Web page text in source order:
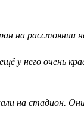
на расстоянии
у него очень
на стадион.